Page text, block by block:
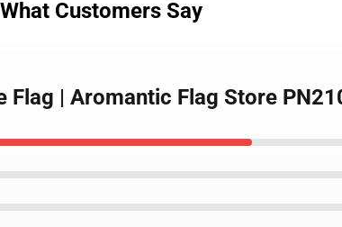
What Customers Say
| Aromantic Flag Store